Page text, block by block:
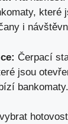
které
i
Čerpací
jsou
bankomaty.